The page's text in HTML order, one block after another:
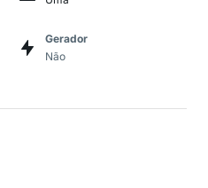
Gerador
Não